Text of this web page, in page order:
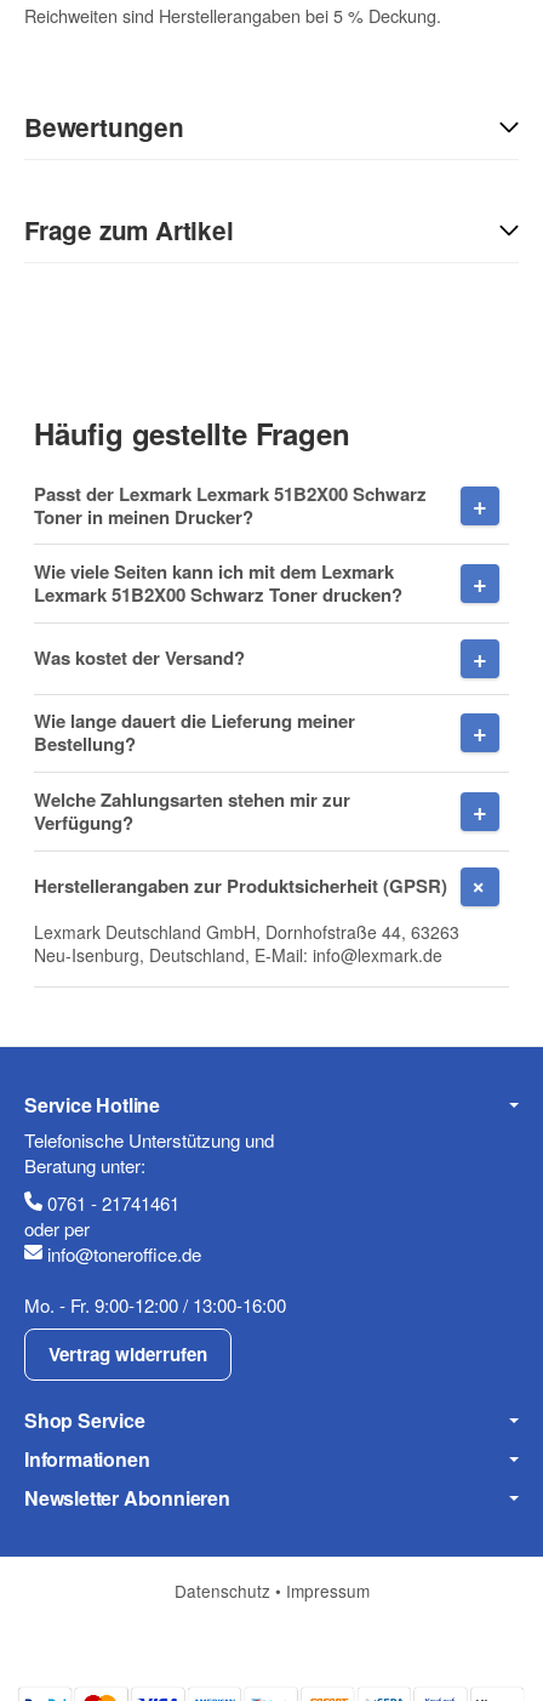
Reichweiten sind Herstellerangaben bei 5 % Deckung.
Bewertungen
Sie Anderen bei der Kaufentscheidung:
Frage zum Artikel
Nachname
Firma
Mobiltelefon
Frage zum Artikel
Ihre Frage
Häufig gestellte Fragen
Passt der Lexmark Lexmark 51B2X00 Schwarz
Toner in meinen Drucker?
Wie viele Seiten kann ich mit dem Lexmark
Lexmark 51B2X00 Schwarz Toner drucken?
Was kostet der Versand?
Wie lange dauert die Lieferung meiner
Bestellung?
Welche Zahlungsarten stehen mir zur
Verfügung?
Herstellerangaben zur Produktsicherheit (GPSR)
Lexmark Deutschland GmbH, Dornhofstraße 44, 63263
Neu-Isenburg, Deutschland, E-Mail: info@lexmark.de
Service Hotline
Telefonische Unterstützung und
Beratung unter:
0761 - 21741461
oder per
info@toneroffice.de
Mo. - Fr. 9:00-12:00 / 13:00-16:00
Vertrag widerrufen
Shop Service
Informationen
Newsletter Abonnieren
Datenschutz • Impressum